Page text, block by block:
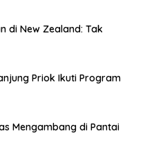
di New Zealand: Tak
Priok Ikuti Program
Mengambang di Pantai